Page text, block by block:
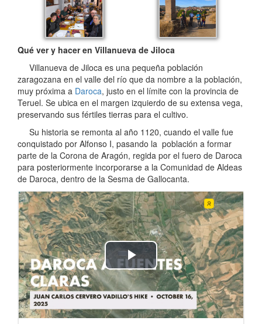
Qué ver y hacer en Villanueva de Jiloca
Villanueva de Jiloca es una pequeña población
zaragozana en el valle del río que da nombre a la población,
muy próxima a Daroca, justo en el límite con la provincia de
Teruel. Se ubica en el margen izquierdo de su extensa vega,
preservando sus fértiles tierras para el cultivo.
Su historia se remonta al año 1120, cuando el valle fue
conquistado por Alfonso I, pasando la población a formar
parte de la Corona de Aragón, regida por el fuero de Daroca
para posteriormente incorporarse a la Comunidad de Aldeas
de Daroca, dentro de la Sesma de Gallocanta.